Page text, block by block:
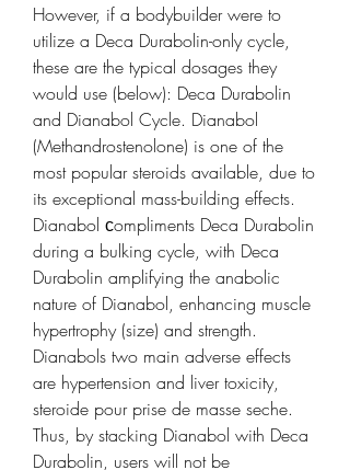
However, if a bodybuilder were to
utilize a Deca Durabolin-only cycle,
these are the typical dosages they
would use (below): Deca Durabolin
and Dianabol Cycle. Dianabol
(Methandrostenolone) is one of the
most popular steroids available, due to
its exceptional mass-building effects.
Dianabol сompliments Deca Durabolin
during a bulking cycle, with Deca
Durabolin amplifying the anabolic
nature of Dianabol, enhancing muscle
hypertrophy (size) and strength.
Dianabols two main adverse effects
are hypertension and liver toxicity,
steroide pour prise de masse seche.
Thus, by stacking Dianabol with Deca
Durabolin, users will not be